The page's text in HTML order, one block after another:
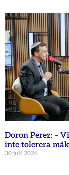
Doron Perez: –
inte tolerera
30 juli 2026